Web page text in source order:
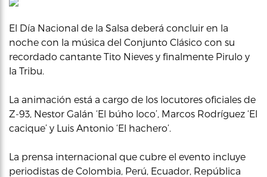
El Día Nacional de la Salsa deberá concluir en la
noche con la música del Conjunto Clásico con su
recordado cantante Tito Nieves y finalmente Pirulo y
la Tribu.
La animación está a cargo de los locutores oficiales de
Z-93, Nestor Galán ‘El búho loco’, Marcos Rodríguez ‘El
cacique’ y Luis Antonio ‘El hachero’.
La prensa internacional que cubre el evento incluye
periodistas de Colombia, Perú, Ecuador, República